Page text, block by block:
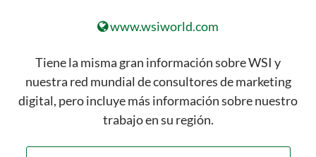
El mundo del marketing en el que
profundamente desde que WSI
comenzó nuestra jornada. Como
empresa, somos resistentes y
hemos aprendido cómo
adaptarnos y cómo ayudar a otras
www.wsiworld.com
Tiene la misma gran información sobre WSI y
nuestra red mundial de consultores de marketing
digital, pero incluye más información sobre nuestro
trabajo en su región.